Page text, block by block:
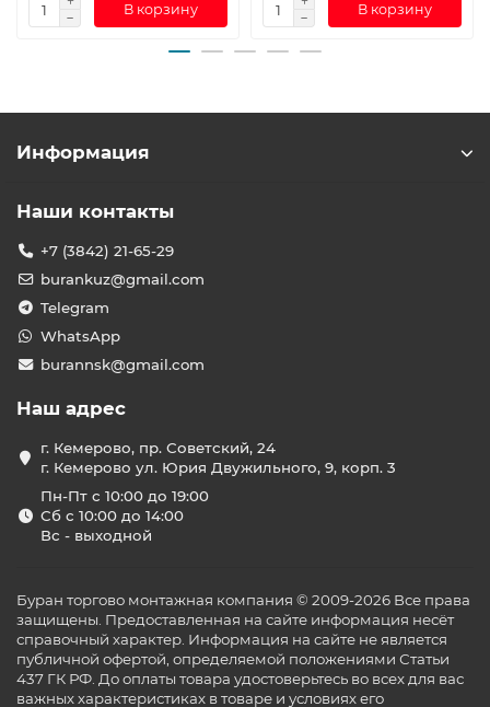
В корзину В корзину
Информация
Наши контакты
+7 (3842) 21-65-29
burankuz@gmail.com
Telegram
WhatsApp
burannsk@gmail.com
Наш адрес
г. Кемерово, пр. Советский, 24
г. Кемерово ул. Юрия Двужильного, 9, корп. 3
Пн-Пт с 10:00 до 19:00
Сб с 10:00 до 14:00
Вс - выходной
Буран торгово монтажная компания © 2009-2026 Все права
защищены. Предоставленная на сайте информация несёт
справочный характер. Информация на сайте не является
публичной офертой, определяемой положениями Статьи
437 ГК РФ. До оплаты товара удостоверьтесь во всех для вас
важных характеристиках в товаре и условиях его